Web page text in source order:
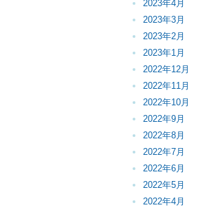
2023年4月
2023年3月
2023年2月
2023年1月
2022年12月
2022年11月
2022年10月
2022年9月
2022年8月
2022年7月
2022年6月
2022年5月
2022年4月